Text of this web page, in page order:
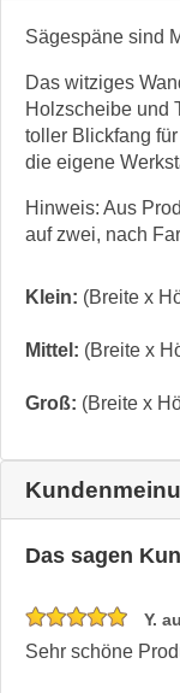
Sägespäne sind
Das witziges
Holzscheibe und
toller Blickfang
die eigene
Hinweis: Aus
auf zwei, nach
Klein: (Breite x
Mittel: (Breite x
Groß: (Breite x
Das sagen
Y.
Sehr schöne